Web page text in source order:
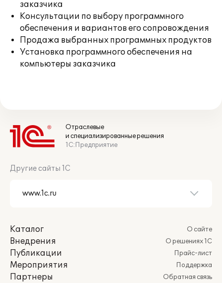
заказчика
Консультации по выбору программного
обеспечения и вариантов его сопровождения
Продажа выбранных программных продуктов
Установка программного обеспечения на
компьютеры заказчика
Отраслевые
и специализированные решения
1С:Предприятие
Другие сайты 1С
Каталог
Внедрения
Публикации
Мероприятия
Партнеры
О сайте
О решениях 1С
Прайс-лист
Поддержка
Обратная связь